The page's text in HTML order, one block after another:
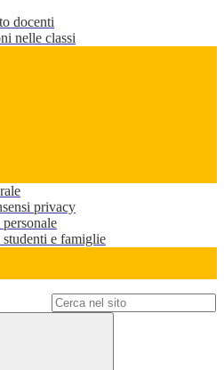
docenti
nelle classi
privacy
e famiglie